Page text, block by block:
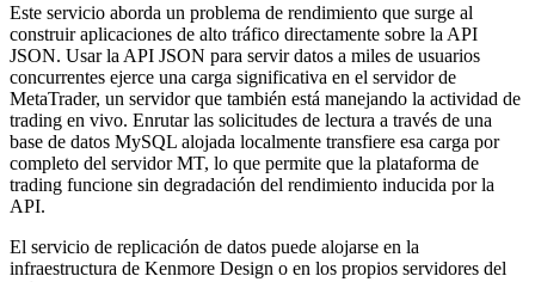
Este servicio aborda un problema de rendimiento que surge al
construir aplicaciones de alto tráfico directamente sobre la API
JSON. Usar la API JSON para servir datos a miles de usuarios
concurrentes ejerce una carga significativa en el servidor de
MetaTrader, un servidor que también está manejando la actividad de
trading en vivo. Enrutar las solicitudes de lectura a través de una
base de datos MySQL alojada localmente transfiere esa carga por
completo del servidor MT, lo que permite que la plataforma de
trading funcione sin degradación del rendimiento inducida por la
API.
El servicio de replicación de datos puede alojarse en la
infraestructura de Kenmore Design o en los propios servidores del